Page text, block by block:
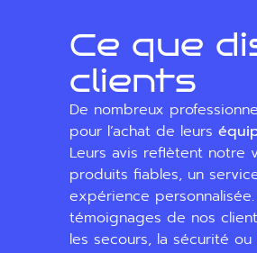
Ce que
clients
De nombreux
pour l’achat de leurs
Leurs avis reflètent notre
produits fiables, un
expérience
témoignages de nos
les secours, la sécurité